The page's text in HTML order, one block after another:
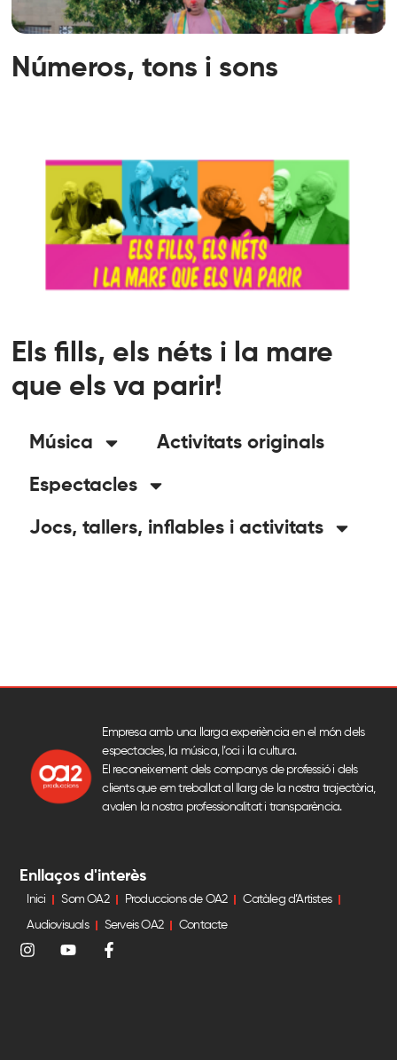
Números, tons i sons
Els fills, els néts i la mare
que els va parir!
Música Activitats originals
Espectacles
Jocs, tallers, inflables i activitats
Empresa amb una llarga experiència en el món dels
espectacles, la música, l’oci i la cultura.
El reconeixement dels companys de professió i dels
clients que em treballat al llarg de la nostra trajectòria,
avalen la nostra professionalitat i transparència.
Enllaços d'interès
Inici Som OA2 Produccions de OA2 Catàleg d’Artistes
Audiovisuals Serveis OA2 Contacte